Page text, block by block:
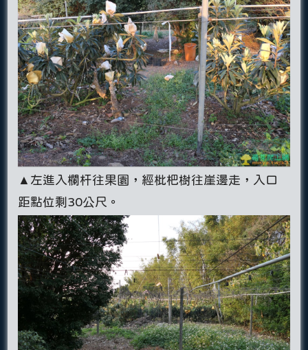
▲左進入欄杆往果園，經枇杷樹往崖邊走，入口
距點位剩30公尺。